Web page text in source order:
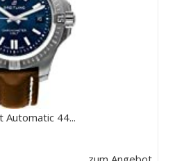
Automatic 44...